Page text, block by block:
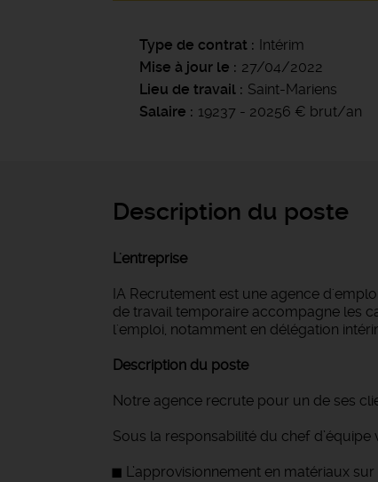
Type de contrat
Intérim
Mise à jour le
27/04/2022
Lieu de travail
Saint-Mariens
Salaire
19237 - 20256 € brut/an
Description du poste
L'entreprise
IA Recrutement est une agence
de travail temporaire accompagne les
l'emploi, notamment en délégation
Description du poste
Notre agence recrute pour un de ses
Sous la responsabilité du chef d’équipe
L’approvisionnement en matériaux